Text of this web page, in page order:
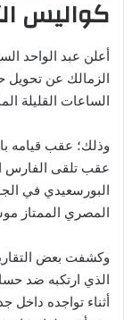
كواليس
أعلن عبد الواحد
الزمالك عن تحويل
الساعات القليلة
وذلك؛ عقب قيامه
عقب تلقى الفارس
البورسعيدي في
المصري الممتاز موسم 2023/
وكشفت بعض
الذي ارتكبه ضد
أثناء تواجده داخل